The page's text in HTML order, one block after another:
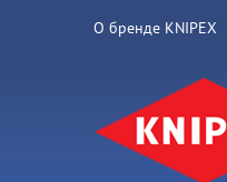
О бренде KNIPEX